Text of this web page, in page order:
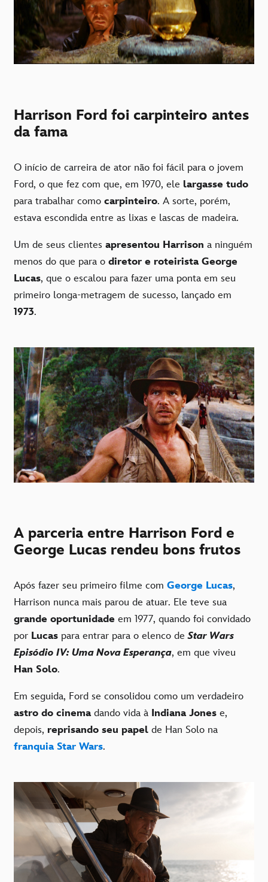
Harrison Ford foi carpinteiro antes
da fama
O início de carreira de ator não foi fácil para o jovem
Ford, o que fez com que, em 1970, ele largasse tudo
para trabalhar como carpinteiro. A sorte, porém,
estava escondida entre as lixas e lascas de madeira.
Um de seus clientes apresentou Harrison a ninguém
menos do que para o diretor e roteirista George
Lucas, que o escalou para fazer uma ponta em seu
primeiro longa-metragem de sucesso, lançado em
1973.
A parceria entre Harrison Ford e
George Lucas rendeu bons frutos
Após fazer seu primeiro filme com George Lucas,
Harrison nunca mais parou de atuar. Ele teve sua
grande oportunidade em 1977, quando foi convidado
por Lucas para entrar para o elenco deStar Wars
Episódio IV: Uma Nova Esperança, em que viveu
Han Solo.
Em seguida, Ford se consolidou como um verdadeiro
astro do cinemadando vida à Indiana Jones e,
depois, reprisando seu papel de Han Solo na
franquia Star Wars.